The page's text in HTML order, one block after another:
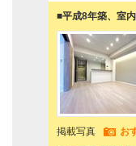
■平成8年築、室
掲載写真 お